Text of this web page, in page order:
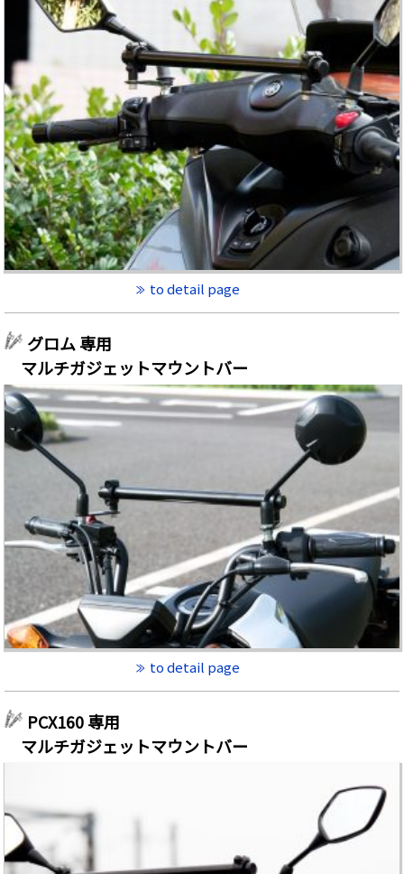
to detail page
グロム 専用
マルチガジェットマウントバー
to detail page
PCX160 専用
マルチガジェットマウントバー